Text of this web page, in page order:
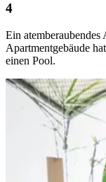
Ein
Apartmentgebäude
einen Pool.